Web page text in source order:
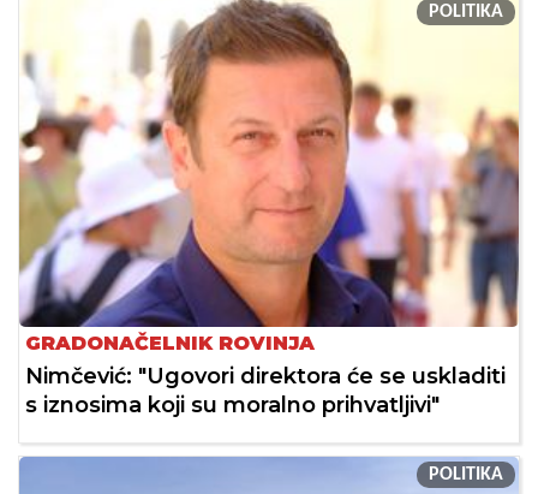
POLITIKA
GRADONAČELNIK ROVINJA
Nimčević: "Ugovori direktora će se uskladiti
s iznosima koji su moralno prihvatljivi"
POLITIKA